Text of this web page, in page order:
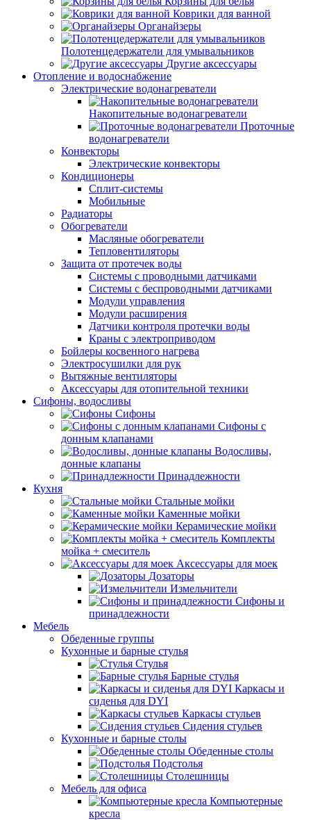
Коврики для ванной
Органайзеры
Полотенцедержатели для умывальников
Другие аксессуары
Отопление и водоснабжение
Электрические водонагреватели
Накопительные водонагреватели
Проточные
водонагреватели
Конвекторы
Электрические конвекторы
Кондиционеры
Сплит-системы
Мобильные
Радиаторы
Обогреватели
Масляные обогреватели
Тепловентиляторы
Защита от протечек воды
Системы с проводными датчиками
Системы с беспроводными датчиками
Модули управления
Модули расширения
Датчики контроля протечки воды
Краны с электроприводом
Бойлеры косвенного нагрева
Электросушилки для рук
Вытяжные вентиляторы
Аксессуары для отопительной техники
Сифоны, водосливы
Сифоны
Сифоны с
донным клапанами
Водосливы,
донные клапаны
Принадлежности
Кухня
Стальные мойки
Каменные мойки
Керамические мойки
Комплекты
мойка + смеситель
Аксессуары для моек
Дозаторы
Измельчители
Сифоны и
принадлежности
Мебель
Обеденные группы
Кухонные и барные стулья
Стулья
Барные стулья
Каркасы и
сиденья для DYI
Каркасы стульев
Сидения стульев
Кухонные и барные столы
Обеденные столы
Подстолья
Столешницы
Мебель для офиса
Компьютерные
кресла